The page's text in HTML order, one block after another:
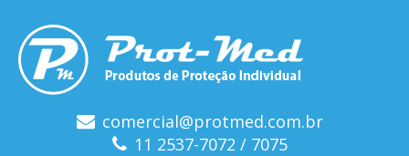
comercial@protmed.com.br
11 2537-7072 / 7075